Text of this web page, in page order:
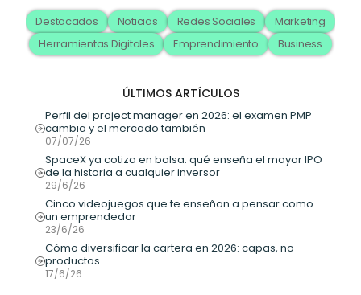
Destacados Noticias Redes Sociales
Marketing
Herramientas Digitales
Emprendimiento Business
ÚLTIMOS ARTÍCULOS
Perfil del project manager en 2026: el examen PMP
cambia y el mercado también
07/07/26
SpaceX ya cotiza en bolsa: qué enseña el mayor IPO
de la historia a cualquier inversor
29/6/26
Cinco videojuegos que te enseñan a pensar como
un emprendedor
23/6/26
Cómo diversificar la cartera en 2026: capas, no
productos
17/6/26